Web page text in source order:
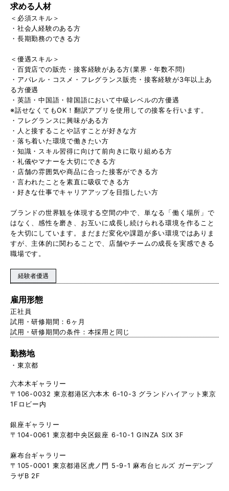
求める人材
＜必須スキル＞
・社会人経験のある方
・長期勤務のできる方
＜優遇スキル＞
・百貨店での販売・接客経験がある方(業界・年数不問)
・アパレル・コスメ・フレグランス販売・接客経験が3年以上あ
る方優遇
・英語・中国語・韓国語において中級レベルの方優遇
※話せなくてもOK！翻訳アプリを使用しての接客を行います。
・フレグランスに興味がある方
・人と接することや話すことが好きな方
・落ち着いた環境で働きたい方
・知識・スキル習得に向けて前向きに取り組める方
・礼儀やマナーを大切にできる方
・店舗の雰囲気や商品に合った接客ができる方
・言われたことを素直に吸収できる方
・好きな仕事でキャリアアップを目指したい方
ブランドの世界観を体現する空間の中で、単なる「働く場所」で
はなく、感性を磨き、お互いに成長し続けられる環境を作ること
を大切にしています。まだまだ変化や課題が多い環境ではありま
すが、主体的に関わることで、店舗やチームの成長を実感できる
職場です。
経験者優遇
雇用形態
正社員
試用・研修期間：6ヶ月
試用・研修期間の条件：本採用と同じ
勤務地
東京都
六本木ギャラリー
〒106-0032 東京都港区六本木 6-10-3 グランドハイアット東京
1Fロビー内
銀座ギャラリー
〒104-0061 東京都中央区銀座 6-10-1 GINZA SIX 3F
麻布台ギャラリー
〒105-0001 東京都港区虎ノ門 5-9-1 麻布台ヒルズ ガーデンプ
ラザB 2F